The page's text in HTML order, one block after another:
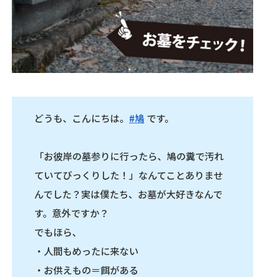
どうも、こんにちは。 #鳩 です。
「お彼岸の墓参りに行ったら、鳩の糞で汚れ
ていてびっくりした！」なんてことありませ
んでした？実は僕たち、お墓が大好きなんで
す。意外ですか？
でもほら、
・人間もめったに来ない
・お供えもの＝餌がある